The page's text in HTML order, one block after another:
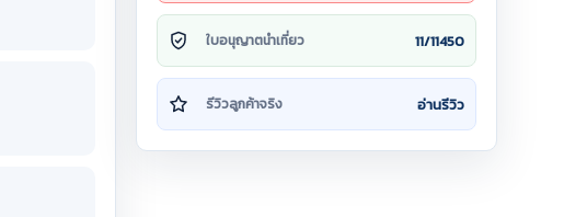
ใบอนุญาตนำเที่ยว 11/11450
รีวิวลูกค้าจริง อ่านรีวิว